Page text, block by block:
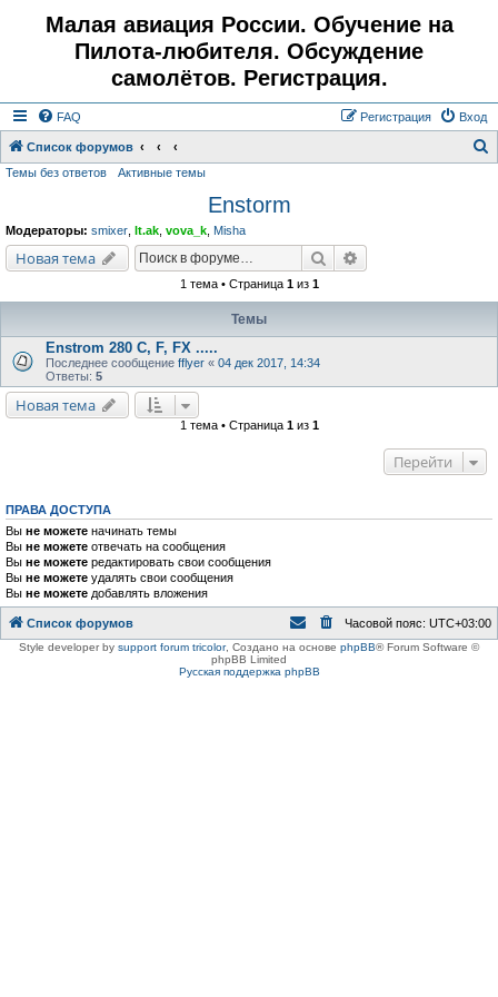
Малая авиация России. Обучение на
Пилота-любителя. Обсуждение
самолётов. Регистрация.
FAQ Вход
Регистрация
Список форумов
Темы без ответов Активные темы
Enstorm
Модераторы: smixer lt.ak vova_k Misha
Новая тема Поиск
1 тема • Страница 1из 1
Темы
Enstrom 280 C, F, FX .....
Последнее сообщение fflyer « 04 дек 2017, 14:34
Ответы: 5
Новая тема
1 тема • Страница 1из 1
Перейти
ПРАВА ДОСТУПА
Вы не можете начинать темы
Вы не можете отвечать на сообщения
Вы не можете редактировать свои сообщения
Вы не можете удалять свои сообщения
Вы не можете добавлять вложения
Список форумов Часовой пояс: UTC+03:00
Style developer by support forum tricolor, Создано на основе phpBB® Forum Software ©
phpBB Limited
Русская поддержка phpBB